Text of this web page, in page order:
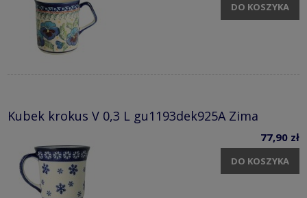
DO KOSZYKA
Kubek krokus V 0,3 L gu1193dek925A Zima
77,90 zł
DO KOSZYKA